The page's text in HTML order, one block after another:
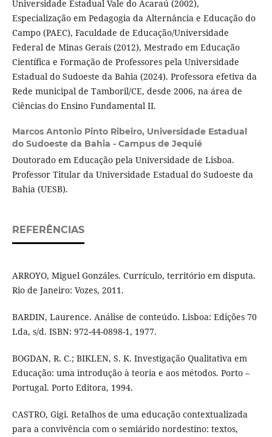
Universidade Estadual Vale do Acaraú (2002),
Especialização em Pedagogia da Alternância e Educação do
Campo (PAEC), Faculdade de Educação/Universidade
Federal de Minas Gerais (2012), Mestrado em Educação
Científica e Formação de Professores pela Universidade
Estadual do Sudoeste da Bahia (2024). Professora efetiva da
Rede municipal de Tamboril/CE, desde 2006, na área de
Ciências do Ensino Fundamental II.
Marcos Antonio Pinto Ribeiro, Universidade Estadual
do Sudoeste da Bahia - Campus de Jequié
Doutorado em Educação pela Universidade de Lisboa.
Professor Titular da Universidade Estadual do Sudoeste da
Bahia (UESB).
REFERÊNCIAS
ARROYO, Miguel Gonzáles. Currículo, território em disputa.
Rio de Janeiro: Vozes, 2011.
BARDIN, Laurence. Análise de conteúdo. Lisboa: Edições 70
Lda, s/d. ISBN: 972-44-0898-1, 1977.
BOGDAN, R. C.; BIKLEN, S. K. Investigação Qualitativa em
Educação: uma introdução à teoria e aos métodos. Porto –
Portugal. Porto Editora, 1994.
CASTRO, Gigi. Retalhos de uma educação contextualizada
para a convivência com o semiárido nordestino: textos,